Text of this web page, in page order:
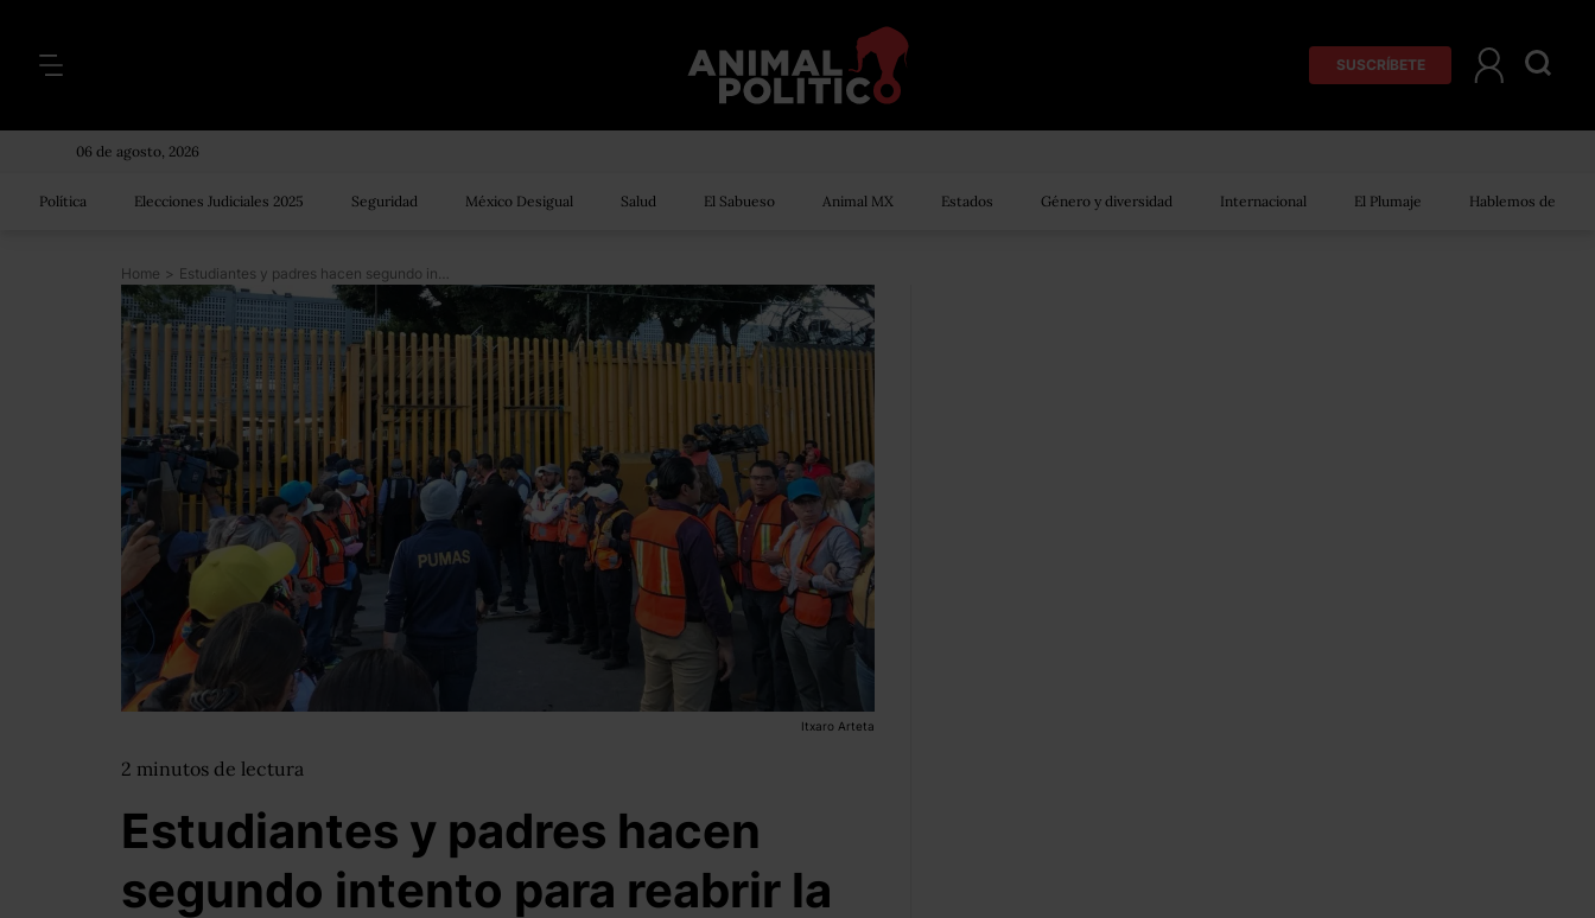
SUSCRÍBETE
06 de agosto, 2026
Política Elecciones Judiciales 2025 Seguridad México Desigual Salud El Sabueso Animal MX Estados Género y diversidad Internacional El Plumaje Hablemos de
Home > Estudiantes y padres hacen segundo intento para reabrir la Prepa 9, pero la escuela sigue cerrada
Itxaro Arteta
2 minutos de lectura
Estudiantes y padres hacen
segundo intento para reabrir la